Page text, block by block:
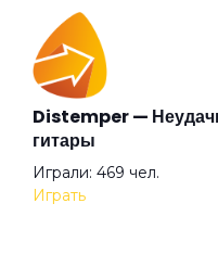
Бег
Без женщин
Без названия
Перейти
Аккорды для
легкие и простые
Просмотров: 23267 чел.
Перейти
Distemper —
гитары
Играли: 469 чел.
Играть